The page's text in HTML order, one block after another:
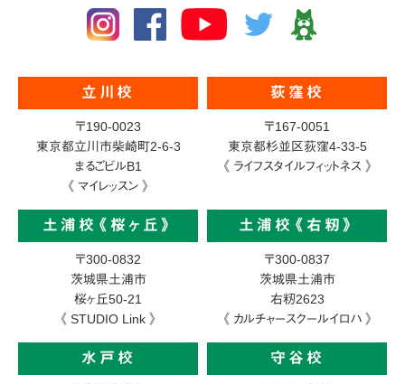
立川校
〒190-0023
東京都立川市柴崎町2-6-3
まるごビルB1
《 マイレッスン 》
荻窪校
〒167-0051
東京都杉並区荻窪4-33-5
《 ライフスタイルフィットネス 》
土浦校《桜ヶ丘》
〒300-0832
茨城県土浦市
桜ヶ丘50-21
《 STUDIO Link 》
土浦校《右籾》
〒300-0837
茨城県土浦市
右籾2623
《 カルチャースクールイロハ 》
水戸校 守谷校